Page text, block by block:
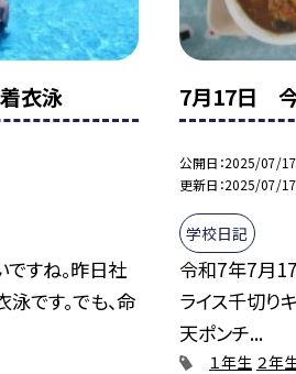
衣泳
すね。昨日社
です。でも、命
7月17日
公開日 2025/07/17
更新日 2025/07/17
学校日記
令和7年7月17
ライス千切り
天ポンチ...
１年生 ２年